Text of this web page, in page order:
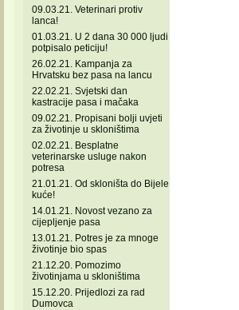
09.03.21. Veterinari protiv
lanca!
01.03.21. U 2 dana 30 000 ljudi
potpisalo peticiju!
26.02.21. Kampanja za
Hrvatsku bez pasa na lancu
22.02.21. Svjetski dan
kastracije pasa i mačaka
09.02.21. Propisani bolji uvjeti
za životinje u skloništima
02.02.21. Besplatne
veterinarske usluge nakon
potresa
21.01.21. Od skloništa do Bijele
kuće!
14.01.21. Novost vezano za
cijepljenje pasa
13.01.21. Potres je za mnoge
životinje bio spas
21.12.20. Pomozimo
životinjama u skloništima
15.12.20. Prijedlozi za rad
Dumovca